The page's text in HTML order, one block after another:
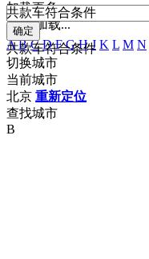
共款车符合条件
共款车符合条件
加载更多
正在加载...
A B C D F G H J K L M N
切换城市
当前城市
北京 重新定位
查找城市
B